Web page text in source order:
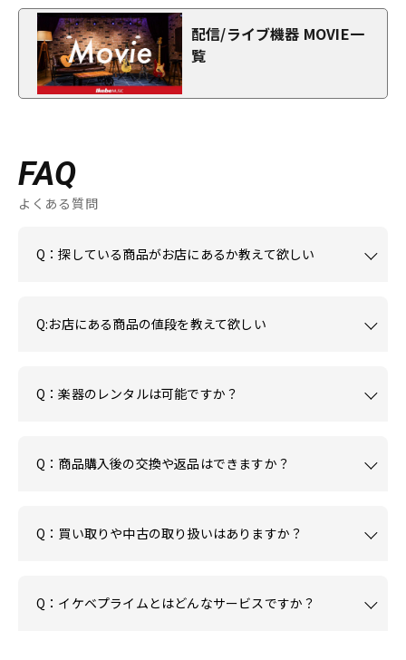
配信/ライブ機器 MOVIE一
覧
FAQ
よくある質問
Q：探している商品がお店にあるか教えて欲しい
Q:お店にある商品の値段を教えて欲しい
Q：楽器のレンタルは可能ですか？
Q：商品購入後の交換や返品はできますか？
Q：買い取りや中古の取り扱いはありますか？
Q：イケベプライムとはどんなサービスですか？